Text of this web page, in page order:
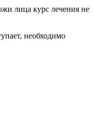
лица курс лечения не
необходимо